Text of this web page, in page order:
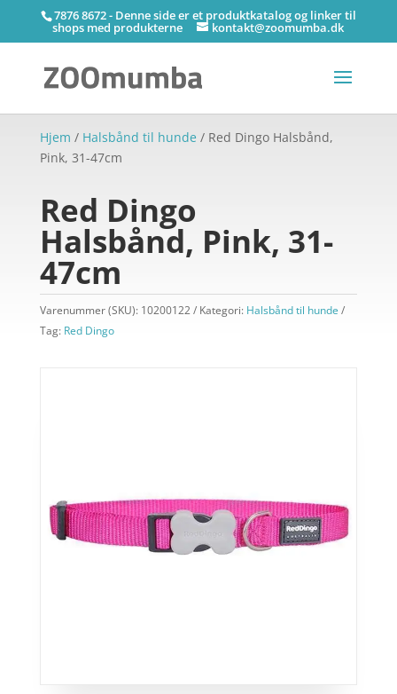
7876 8672 - Denne side er et produktkatalog og linker til
shops med produkterne kontakt@zoomumba.dk
Hjem / Halsbånd til hunde / Red Dingo Halsbånd,
Pink, 31-47cm
Red Dingo
Halsbånd, Pink, 31-
47cm
Varenummer (SKU): 10200122 Kategori: Halsbånd til hunde
Tag: Red Dingo